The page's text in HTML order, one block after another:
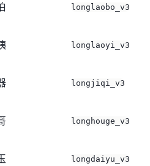
longlaobo_v3
longlaoyi_v3
longjiqi_v3
longhouge_v3
longdaiyu_v3